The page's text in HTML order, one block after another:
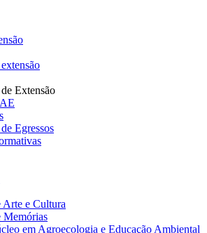
Extensão
Egressos
Arte e Cultura
Memórias
em Agroecologia e Educação Ambiental